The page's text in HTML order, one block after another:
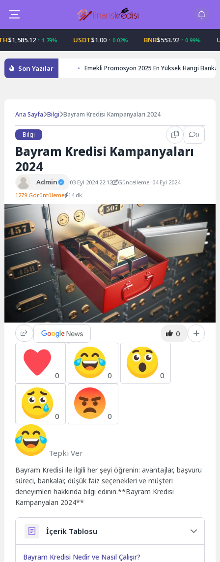
1.79% USDT$1.00 0.02% $553.92 0.99% USDC
Son Yazılar Emekli Promosyon 2025 En Yüksek Hangi Banka
Ana Sayfa Bilgi Bayram Kredisi Kampanyaları 2024
Bilgi 0
Bayram Kredisi Kampanyaları
2024
Admin 03 Eyl 2024 22:12
Güncelleme: 04 Eyl 2024
1279 Görüntüleme 14 dk.
0
0 0 0
0 0
Tepki Ver
Bayram Kredisi ile ilgili her şeyi öğrenin: avantajlar, başvuru
süreci, bankalar, düşük faiz seçenekleri ve müşteri
deneyimleri hakkında bilgi edinin.**Bayram Kredisi
Kampanyaları 2024**
İçerik Tablosu
Bayram Kredisi Nedir ve Nasıl Çalışır?